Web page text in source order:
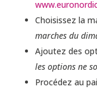
Choisissez la
marches du
Ajoutez des
les options ne
Procédez au